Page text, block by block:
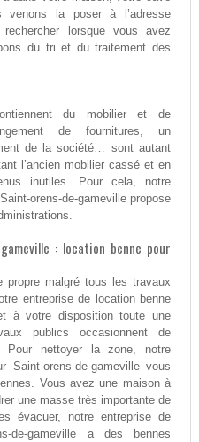
venons la poser à l’adresse
lorsque vous avez
du tri et du traitement des
du mobilier et de
de fournitures, un
de la société… sont autant
l’ancien mobilier cassé et en
inutiles. Pour cela, notre
orens-de-gameville propose
: location benne pour
propre malgré tous les travaux
entreprise de location benne
à votre disposition toute une
publics occasionnent de
Pour nettoyer la zone, notre
Saint-orens-de-gameville vous
Vous avez une maison à
une masse très importante de
évacuer, notre entreprise de
de-gameville a des bennes